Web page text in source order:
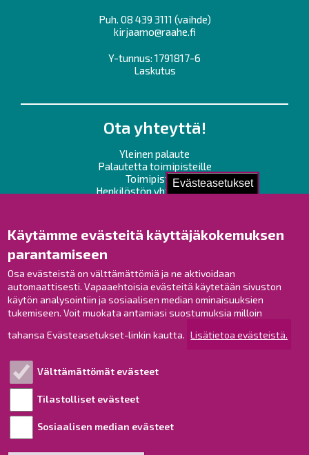
Evästeasetukset
Käytämme evästeitä käyttäjäkokemuksen
parantamiseen
Osa evästeistä on välttämättömiä ja ne aktivoidaan
automaattisesti. Vapaaehtoisia evästeitä käytetään sivuston
käytön analysointiin ja sosiaalisen median ominaisuuksien
tukemiseen. Voit muokata antamiasi suostumuksia milloin
tahansa Evästeasetukset-linkin kautta. Lisätietoa evästeistä.
Välttämättömät evästeet
Tilastolliset evästeet
Sosiaalisen median evästeet
Puh. 08 439 3111 (vaihde)
kirjaamo@raahe.fi
Y-tunnus: 1791817-6
Laskutus
Ota yhteyttä!
Yleinen palaute
Palautetta toimipisteille
Toimipisteet
Henkilöstön yhteystiedot
Raahe Facebookissa
Raahe Instagramissa
Raahe LinkedInissä
Raahe YouTubessa
Esityslistat ja pöytäkirjat
Viranhaltijapäätökset
Saavutettavuusseloste